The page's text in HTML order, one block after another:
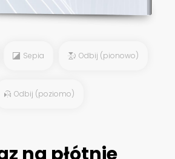
Sepia Odbij (pionowo)
Odbij (poziomo)